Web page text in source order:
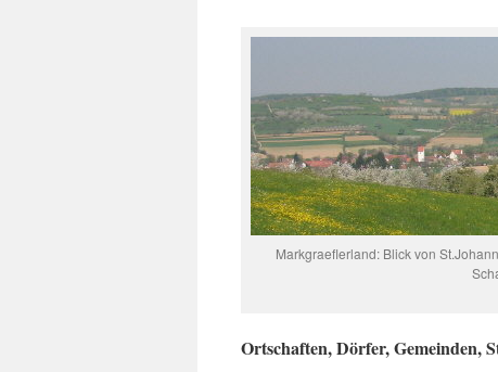
Markgraeflerland: Blick von
Ortschaften, Dörfer, Gemeinden,